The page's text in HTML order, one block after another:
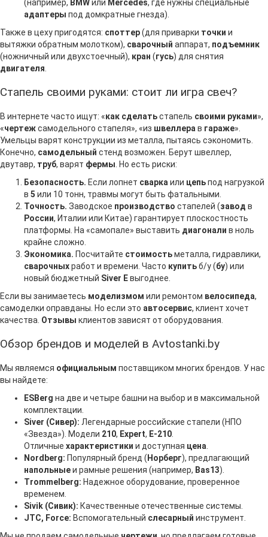
(например, BMWили Mercedes, где нужны специальные
адаптеры под домкратные гнезда).
Также в цеху пригодятся: споттер(для приварки точки и
вытяжки обратным молотком), сварочный аппарат, подъемник
(ножничный или двухстоечный), кран (гусь) для снятия
двигателя
Стапель своими руками: стоит ли игра свеч?
В интернете часто ищут: «как сделатьстапель своими руками»,
«чертежсамодельного стапеля», «из швеллера в гараже».
Умельцы варят конструкции из металла, пытаясь сэкономить.
Конечно, самодельный стенд возможен. Берут швеллер,
двутавр, труб, варят фермы . Но есть риски:
Безопасность. Если лопнет сварка или цепьпод нагрузкой
в 5 или 10 тонн, травмы могут быть фатальными.
Точность. Заводское производство стапелей (завод в
России, Италии или Китае) гарантирует плоскостность
платформы. На «самопале» выставить диагонали в ноль
крайне сложно.
Экономика. Посчитайте стоимостьметалла, гидравлики,
сварочныхработ и времени. Часто купитьб/у (бу) или
новый бюджетный Siver Eвыгоднее.
Если вы занимаетесь моделизмом или ремонтом велосипеда,
самоделки оправданы. Но если это автосервис, клиент хочет
качества. Отзывы клиентов зависят от оборудования.
Обзор брендов и моделей в Avtostanki.by
Мы являемся официальным поставщиком многих брендов. У нас
вы найдете:
ESBerg на две и четыре башни на выбор и в максимальной
комплектации.
Siver (Сивер): Легендарные российские стапели (НПО
«Звезда»). Модели 210, Expert, E-210
Отличные характеристики и доступная цена
Nordberg: Популярный бренд ( Норберг), предлагающий
напольныеи рамные решения (например, Bas13).
Trommelberg: Надежное оборудование, проверенное
временем.
Sivik (Сивик): Качественные отечественные системы.
JTC, Force: Вспомогательный слесарный инструмент.